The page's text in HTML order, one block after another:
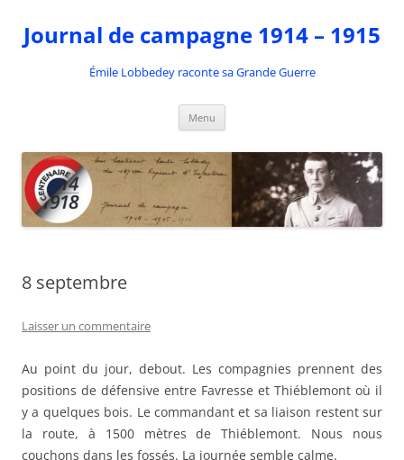
contenu
Journal de campagne 1914 – 1915
Émile Lobbedey raconte sa Grande Guerre
Menu
8 septembre
Laisser un commentaire
Au point du jour, debout. Les compagnies prennent des
positions de défensive entre Favresse et Thiéblemont où il
y a quelques bois. Le commandant et sa liaison restent sur
la route, à 1500 mètres de Thiéblemont. Nous nous
couchons dans les fossés. La journée semble calme.